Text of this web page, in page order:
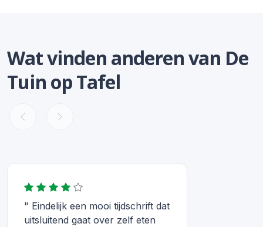
Wat vinden anderen van De
Tuin op Tafel
" Eindelijk een mooi tijdschrift dat
uitsluitend gaat over zelf eten